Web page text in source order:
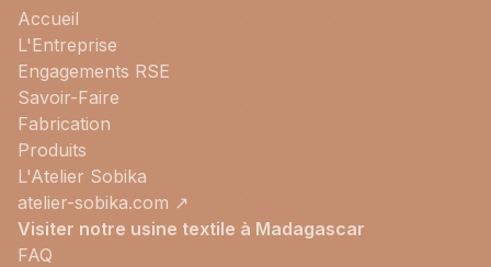
Accueil
L'Entreprise
Engagements RSE
Savoir-Faire
Fabrication
Produits
L'Atelier Sobika
atelier-sobika.com ↗
Visiter notre usine textile à Madagascar
FAQ